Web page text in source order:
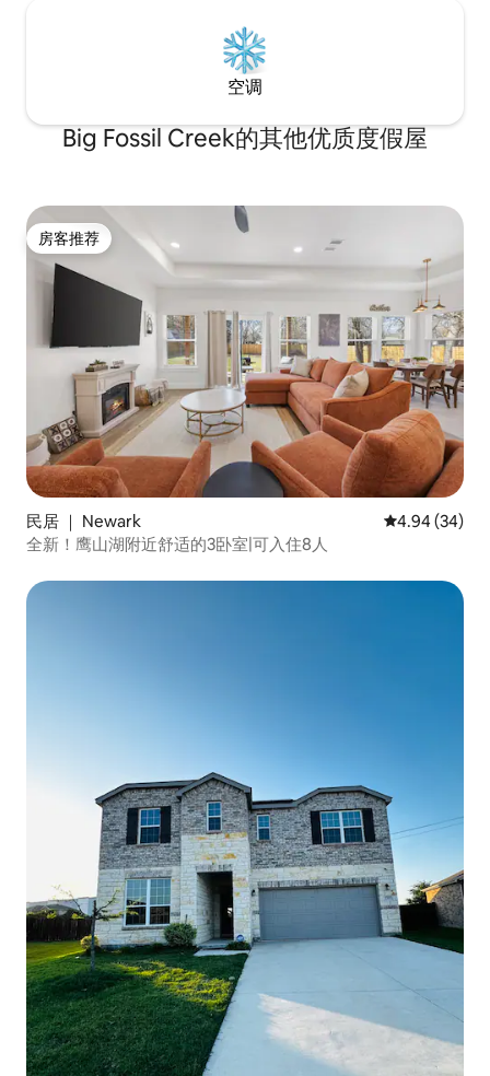
空调
Big Fossil Creek的其他优质度假屋
房客推荐
房客推荐
民居 ｜ Newark 平均评分 4.94
4.94 (34)
全新！鹰山湖附近舒适的3卧室|可入住8人